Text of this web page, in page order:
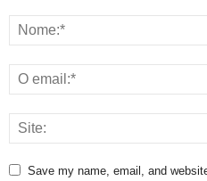
Save my name, email, and